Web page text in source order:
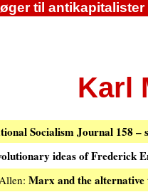
til antikapitalister
Karl
Socialism Journal 158 –
ideas of Frederick
Marx and the